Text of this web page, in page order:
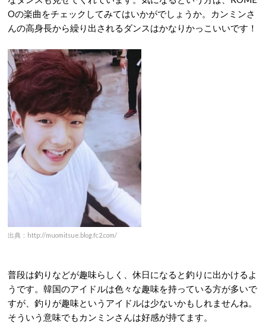
Oの楽曲をチェックしてみてはいかがでしょうか。カンミンさ
んの高身長から繰り出されるダンスはかなりかっこいいです！
出典：http://muomitsue.blog.fc2.com/
普段は釣りなどが趣味らしく、休日になると釣りに出かけるよ
うです。韓国のアイドルは色々な趣味を持っている方が多いで
すが、釣りが趣味というアイドルは少ないかもしれませんね。
そういう意味でもカンミンさんは好感が持てます。